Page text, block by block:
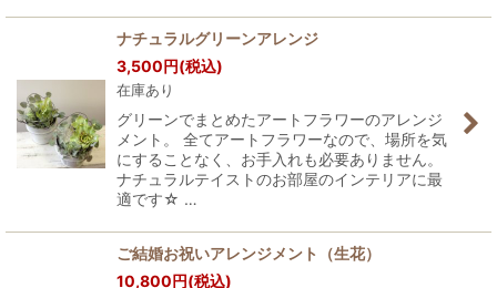
ナチュラルグリーンアレンジ
3,500円(税込)
在庫あり
グリーンでまとめたアートフラワーのアレンジ
メント。 全てアートフラワーなので、場所を気
にすることなく、お手入れも必要ありません。
ナチュラルテイストのお部屋のインテリアに最
適です☆ …
ご結婚お祝いアレンジメント（生花）
10,800円(税込)